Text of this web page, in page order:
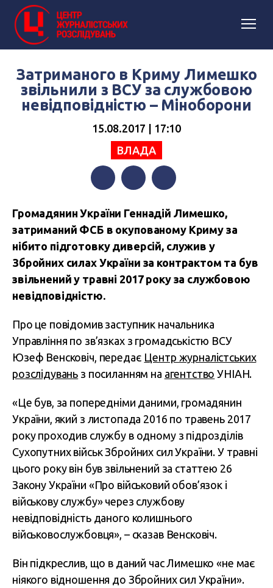
Затриманого в Криму Лимешко
звільнили з ВСУ за службовою
невідповідністю – Міноборони
15.08.2017 | 17:10
ВЛАДА
Громадянин України Геннадій Лимешко,
затриманий ФСБ в окупованому Криму за
нібито підготовку диверсій, служив у
Збройних силах України за контрактом та був
звільнений у травні 2017 року за службовою
невідповідністю.
Про це повідомив заступник начальника
Управління по зв’язках з громадськістю ВСУ
Юзеф Венсковіч, передає Центр журналістських
розслідувань з посиланням на агентство УНІАН.
«Це був, за попередніми даними, громадянин
України, який з листопада 2016 по травень 2017
року проходив службу в одному з підрозділів
Сухопутних військ Збройних сил України. У травні
цього року він був звільнений за статтею 26
Закону України «Про військовий обов’язок і
військову службу» через службову
невідповідність даного колишнього
військовослужбовця», – сказав Венсковіч.
Він підкреслив, що в даний час Лимешко «не має
ніякого відношення до Збройних сил України».